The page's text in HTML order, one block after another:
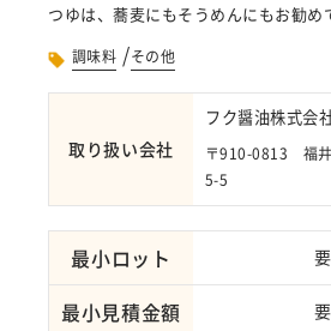
つゆは、蕎麦にもそうめんにもお勧め
調味料 /その他
取り扱い会社
フク醤油株式会
〒910-0813 福
5-5
最小ロット
最小見積金額